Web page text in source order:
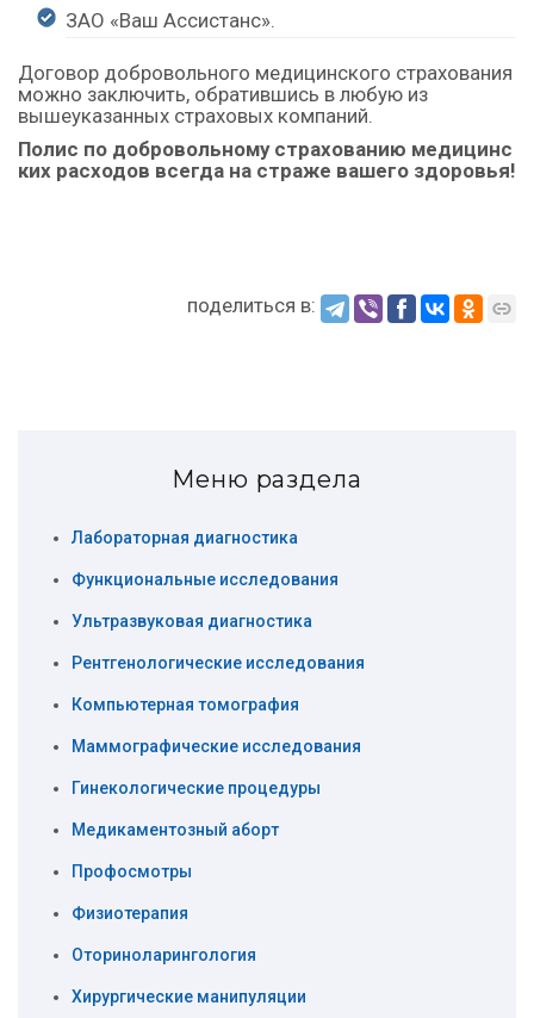
ЗАО «Ваш Ассистанс».
Договор добровольного медицинского страхования
можно заключить, обратившись в любую из
вышеуказанных страховых компаний.
Полис по добровольному страхованию медицинс
ких расходов всегда на страже вашего здоровья!
поделиться в:
Меню раздела
Лабораторная диагностика
Функциональные исследования
Ультразвуковая диагностика
Рентгенологические исследования
Компьютерная томография
Маммографические исcледования
Гинекологические процедуры
Медикаментозный аборт
Профосмотры
Физиотерапия
Оториноларингология
Хирургические манипуляции